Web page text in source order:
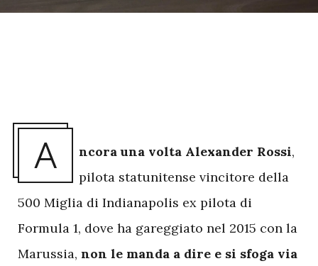
A ncora una volta Alexander Rossi,
pilota statunitense vincitore della
500 Miglia di Indianapolis ex pilota di
Formula 1, dove ha gareggiato nel 2015 con la
Marussia, non le manda a dire e si sfoga via